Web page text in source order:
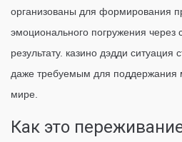
организованы для формирования
эмоционального погружения через
результату. казино дэдди
даже требуемым для поддержания
мире.
Как это